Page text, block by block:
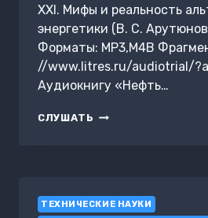
XXI. Мифы и реальность
энергетики (В. С.
Форматы: MP3,M4B
//www.litres.ru/audiotrial/
Аудиокнигу «Нефть…
СЛУШАТЬ НЕФТЬ
ЭНЕРГЕТИКИ
ТЕХНИЧЕСКИЕ НАУКИ